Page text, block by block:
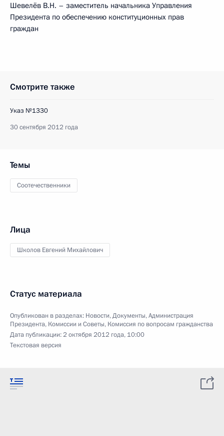
Шевелёв В.Н. – заместитель начальника Управления
Президента по обеспечению конституционных прав
граждан
Смотрите также
Указ №1330
30 сентября 2012 года
Темы
Соотечественники
Лица
Школов Евгений Михайлович
Статус материала
Опубликован в разделах: Новости,Документы,Администрация
Президента, Комиссии и Советы, Комиссия по вопросам гражданства
Дата публикации:2 октября 2012 года, 10:00
Текстовая версия